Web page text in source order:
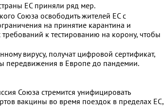
ЕС приняли ряд мер.
Союза освободить жителей ЕС с
на принятие карантина и
к тестированию на корону, чтобы
вирусу, получат цифровой сертификат,
передвижения в Европе до пандемии.
Союза стремится унифицировать
вакцины во время поездок в пределах ЕС,